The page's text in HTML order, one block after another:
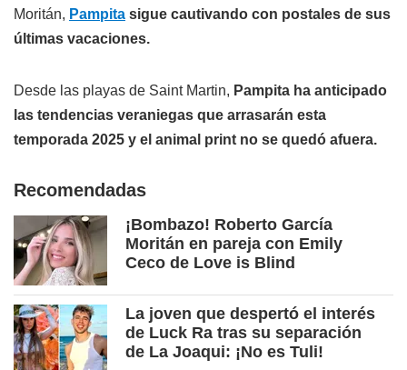
Moritán, Pampita sigue cautivando con postales de sus
últimas vacaciones.
Desde las playas de Saint Martin, Pampita ha anticipado
las tendencias veraniegas que arrasarán esta
temporada 2025 y el animal print no se quedó afuera.
Recomendadas
¡Bombazo! Roberto García
Moritán en pareja con Emily
Ceco de Love is Blind
La joven que despertó el interés
de Luck Ra tras su separación
de La Joaqui: ¡No es Tuli!